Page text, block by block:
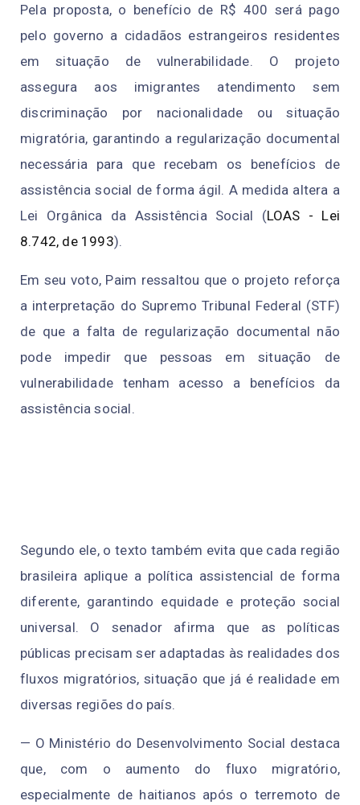
Pela proposta, o benefício de R$ 400 será pago
pelo governo a cidadãos estrangeiros residentes
em situação de vulnerabilidade. O projeto
assegura aos imigrantes atendimento sem
discriminação por nacionalidade ou situação
migratória, garantindo a regularização documental
necessária para que recebam os benefícios de
assistência social de forma ágil. A medida altera a
Lei Orgânica da Assistência Social (LOAS - Lei
8.742, de 1993).
Em seu voto, Paim ressaltou que o projeto reforça
a interpretação do Supremo Tribunal Federal (STF)
de que a falta de regularização documental não
pode impedir que pessoas em situação de
vulnerabilidade tenham acesso a benefícios da
assistência social.
Segundo ele, o texto também evita que cada região
brasileira aplique a política assistencial de forma
diferente, garantindo equidade e proteção social
universal. O senador afirma que as políticas
públicas precisam ser adaptadas às realidades dos
fluxos migratórios, situação que já é realidade em
diversas regiões do país.
— O Ministério do Desenvolvimento Social destaca
que, com o aumento do fluxo migratório,
especialmente de haitianos após o terremoto de